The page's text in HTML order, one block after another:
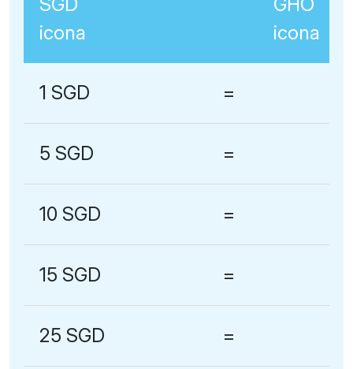
1 SGD =
5 SGD =
10 SGD =
15 SGD =
25 SGD =